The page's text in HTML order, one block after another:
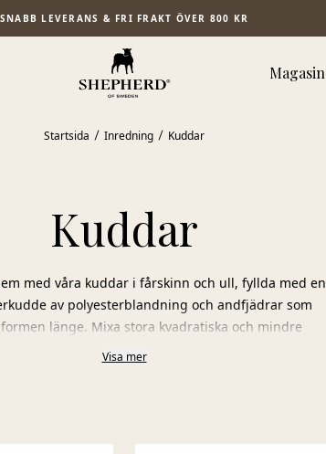
SNABB LEVERANS & FRI FRAKT ÖVER 800 KR
Magasin
Startsida Inredning Kuddar
Kuddar
med våra kuddar i fårskinn och ull, fyllda med en
av polyesterblandning och andfjädrar som
länge. Mixa stora kvadratiska och mindre
kuddar för att skapa ett inbjudande och mjukt
Visa mer